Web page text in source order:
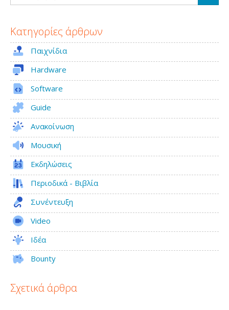
Amiga
Κατηγορίες άρθρων
Παιχνίδια
Hardware
Software
Guide
Ανακοίνωση
Μουσική
Εκδηλώσεις
Περιοδικά - Βιβλία
Συνέντευξη
Video
Ιδέα
Bounty
Σχετικά άρθρα